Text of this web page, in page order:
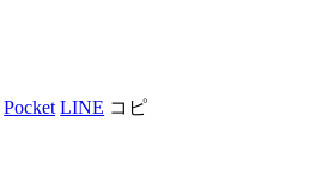
Pocket LINE コピ